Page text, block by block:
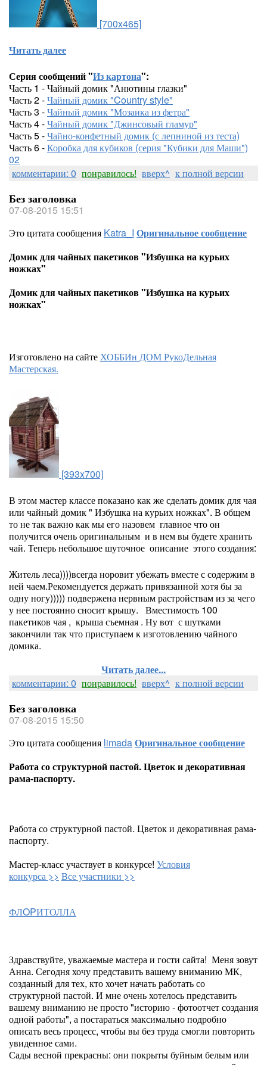
[700x465]
Читать далее
Серия сообщений "Из картона":
Часть 1 - Чайный домик "Анютины глазки"
Часть 2 -Чайный домик "Country style"
Часть 3 -Чайный домик "Мозаика из фетра"
Часть 4 -Чайный домик "Джинсовый гламур"
Часть 5 -Чайно-конфетный домик (с лепниной из теста)
Часть 6 -Коробка для кубиков (серия "Кубики для Маши")
02
комментарии: 0 понравилось! вверх^ к полной версии
Без заголовка
07-08-2015 15:51
Это цитата сообщения Katra_I Оригинальное сообщение
Домик для чайных пакетиков "Избушка на курьих
ножках"
Домик для чайных пакетиков "Избушка на курьих
ножках"
Изготовлено на сайтеХОББИн ДОМ РукоДельная
Мастерская.
[393x700]
В этом мастер классе показано как же сделать домик для чая
или чайный домик " Избушка на курьих ножках". В общем
то не так важно как мы его назовем главное что он
получится очень оригинальным и в нем вы будете хранить
чай. Теперь небольшое шуточное описание этого создания:
Житель леса))))всегда норовит убежать вместе с содержим в
ней чаем.Рекомендуется держать привязанной хотя бы за
одну ногу))))) подвержена нервным растройствам из за чего
у нее постоянно сносит крышу. Вместимость 100
пакетиков чая , крыша съемная . Ну вот с шутками
закончили так что приступаем к изготовлению чайного
домика.
Читать далее...
комментарии: 0 понравилось! вверх^ к полной версии
Без заголовка
07-08-2015 15:50
Это цитата сообщения limadaОригинальное сообщение
Работа со структурной пастой. Цветок и декоративная
рама-паспорту.
Работа со структурной пастой. Цветок и декоративная рама-
паспорту.
Мастер-класс участвует в конкурсе! Условия
конкурса >> Все участники >>
ФЛOPИТОЛЛА
Здравствуйте, уважаемые мастера и гости сайта! Меня зовут
Анна. Сегодня хочу представить вашему вниманию МК,
созданный для тех, кто хочет начать работать со
структурной пастой. И мне очень хотелось представить
вашему вниманию не просто "историю - фотоотчет создания
одной работы", а постараться максимально подробно
описать весь процесс, чтобы вы без труда смогли повторить
увиденное сами.
Сады весной прекрасны: они покрыты буйным белым или